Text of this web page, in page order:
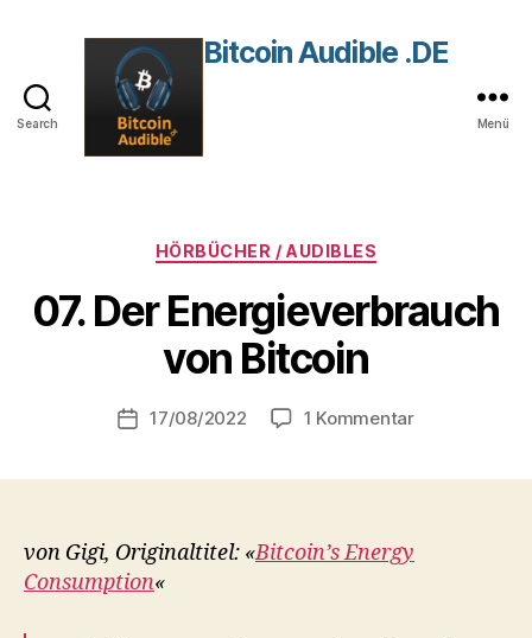
Search
Bitcoin Audible .DE
Menü
Kategorien
HÖRBÜCHER / AUDIBLES
07. Der Energieverbrauch
von Bitcoin
Beitragsautor
o
r
Beitragsdatum
17/08/2022 1 Kommentarzu
Bitcoin
von Gigi, Originaltitel: «Bitcoin’s Energy
Consumption«